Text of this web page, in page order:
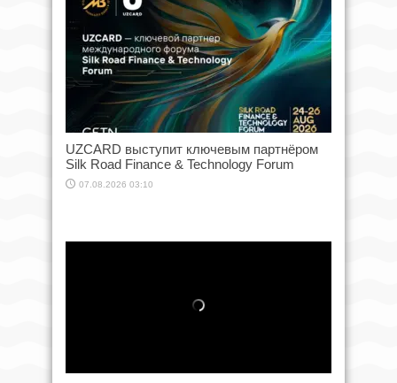
UZCARD выступит ключевым партнёром
Silk Road Finance & Technology Forum
07.08.2026 03:10